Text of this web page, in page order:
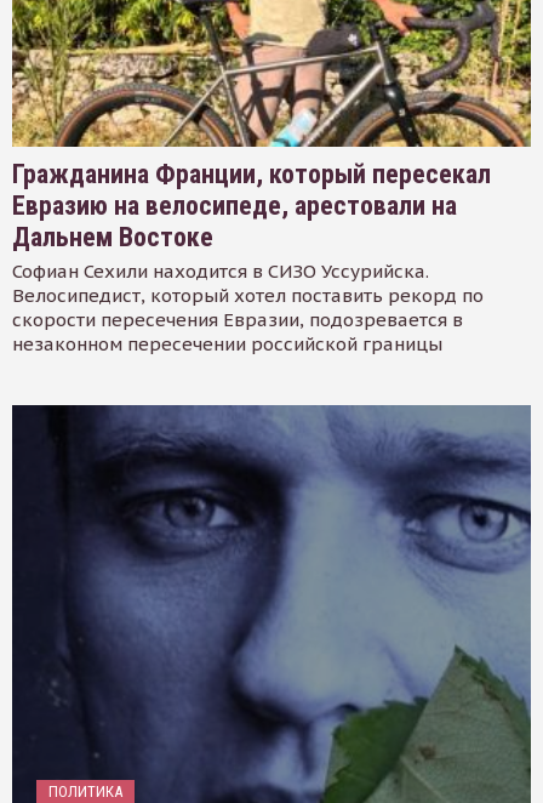
Гражданина Франции, который пересекал
Евразию на велосипеде, арестовали на
Дальнем Востоке
Софиан Сехили находится в СИЗО Уссурийска.
Велосипедист, который хотел поставить рекорд по
скорости пересечения Евразии, подозревается в
незаконном пересечении российской границы
ПОЛИТИКА